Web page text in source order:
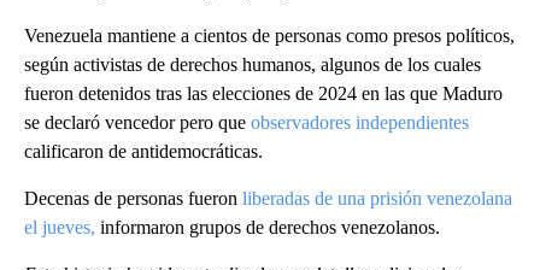
Venezuela mantiene a cientos de personas como presos políticos,
según activistas de derechos humanos, algunos de los cuales
fueron detenidos tras las elecciones de 2024 en las que Maduro
se declaró vencedor pero que observadores independientes
calificaron de antidemocráticas.
Decenas de personas fueron liberadas de una prisión venezolana
el jueves, informaron grupos de derechos venezolanos.